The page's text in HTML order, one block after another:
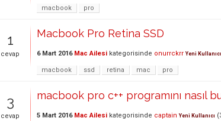
macbook pro
1
cevap
Macbook Pro Retina SSD
6 Mart 2016 Mac Ailesi kategorisinde onurrckrr Yeni Kullanıcı
macbook ssd retina mac pro
3
cevap
macbook pro c++ programını nasıl
5 Mart 2016 Mac Ailesi kategorisinde captain Yeni Kullanıcı (